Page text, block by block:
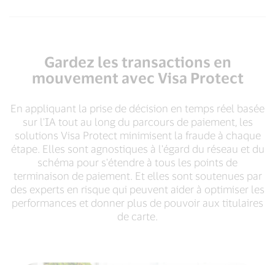
Gardez les transactions en
mouvement avec Visa Protect
En appliquant la prise de décision en temps réel basée
sur l'IA tout au long du parcours de paiement, les
solutions Visa Protect minimisent la fraude à chaque
étape. Elles sont agnostiques à l'égard du réseau et du
schéma pour s'étendre à tous les points de
terminaison de paiement. Et elles sont soutenues par
des experts en risque qui peuvent aider à optimiser les
performances et donner plus de pouvoir aux titulaires
de carte.